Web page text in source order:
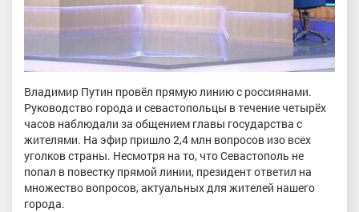
Владимир Путин провёл прямую линию с россиянами.
Руководство города и севастопольцы в течение четырёх
часов наблюдали за общением главы государства с
жителями. На эфир пришло 2,4 млн вопросов изо всех
уголков страны. Несмотря на то, что Севастополь не
попал в повестку прямой линии, президент ответил на
множество вопросов, актуальных для жителей нашего
города.